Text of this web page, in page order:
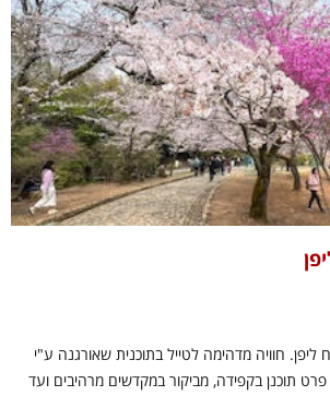
ליפן. חוויה מדהימה לטייל בתוכנית שאורגנה ע"י
פרט תוכנן בקפידה, מביקור במקדשים מרהיבים ועד